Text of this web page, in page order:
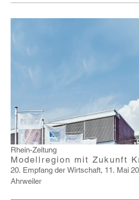
Rhein-Zeitung
Modellregion mit Zukunft
20. Empfang der Wirt­schaft, 11. Mai
Ahrweiler